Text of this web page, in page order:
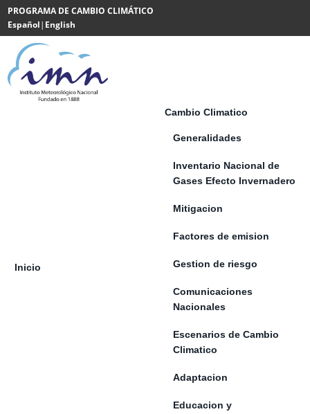
Saltar al contenido
PROGRAMA DE CAMBIO CLIMÁTICO
Español| English
Powered
by
Translate
Inicio
Cambio Climatico
Generalidades
Inventario Nacional de
Gases Efecto Invernadero
Mitigacion
Factores de emision
Gestion de riesgo
Comunicaciones
Nacionales
Escenarios de Cambio
Climatico
Adaptacion
Educacion y